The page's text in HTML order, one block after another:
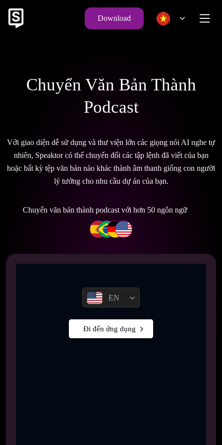
Download
Chuyển Văn Bản Thành
Podcast
Với giao diện dễ sử dụng và thư viện lớn các giọng nói AI nghe tự
nhiên, Speaktor có thể chuyển đổi các tập lệnh đã viết của bạn
hoặc bất kỳ tệp văn bản nào khác thành âm thanh giống con người
lý tưởng cho nhu cầu dự án của bạn.
Chuyển văn bản thành podcast với hơn 50 ngôn ngữ
EN
Đi đến ứng dụng